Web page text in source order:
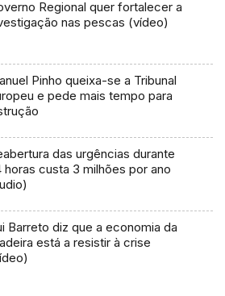
Regional quer fortalecer a
nas pescas (vídeo)
Pinho queixa-se a Tribunal
e pede mais tempo para
das urgências durante
horas custa 3 milhões por ano
Barreto diz que a economia da
está a resistir à crise